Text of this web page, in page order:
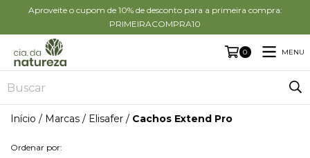
Aproveite o cupom de 10% de desconto para a primeira compra:
PRIMEIRACOMPRA10
0 MENU
Início / Marcas / Elisafer / Cachos Extend Pro
Ordenar por: